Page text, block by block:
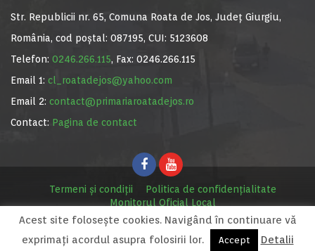
Str. Republicii nr. 65, Comuna Roata de Jos, Județ Giurgiu,
România, cod poștal: 087195, CUI: 5123608
Telefon: 0246.266.115, Fax: 0246.266.115
Email 1: cl_roatadejos@yahoo.com
Email 2: contact@primariaroatadejos.ro
Contact: Pagina de contact
Termeni și condiții
Politica de confidențialitate
Monitorul Oficial Local
© Primăria Roata de Jos, 2020. Site realizat de MediaDigi.ro
Acest site foloseşte cookies. Navigând în continuare vă
exprimaţi acordul asupra folosirii lor.
Accept Detalii